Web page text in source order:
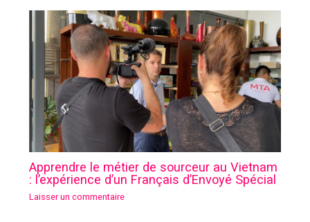
Apprendre le métier de sourceur au Vietnam
: l’expérience d’un Français d’Envoyé Spécial
Laisser un commentaire